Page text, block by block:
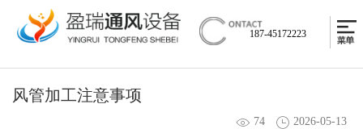
187-45172223
风管加工注意事项
74 2026-05-13